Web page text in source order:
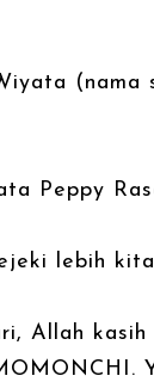
Peppy
lebih
Allah